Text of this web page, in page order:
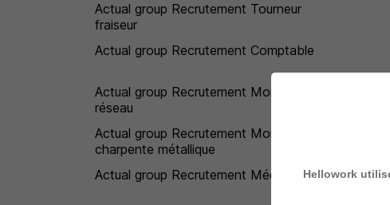
Actual group Recrutement Tourneur
fraiseur
Actual group Recrutement Comptable
Actual group Recrutement Monteur
réseau
Actual group Recrutement Monteur
charpente métallique
Actual group Recrutement MécanicienHellowork